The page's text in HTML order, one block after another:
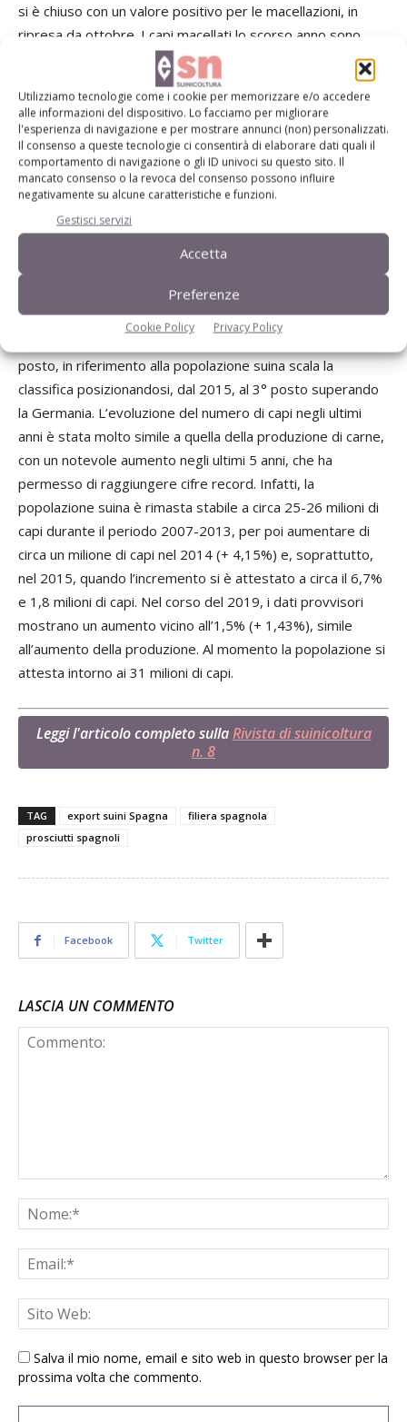
Utilizziamo tecnologie come i cookie per memorizzare e/o accedere
alle informazioni del dispositivo. Lo facciamo per migliorare
l'esperienza di navigazione e per mostrare annunci (non) personalizzati.
Il consenso a queste tecnologie ci consentirà di elaborare dati quali il
comportamento di navigazione o gli ID univoci su questo sito. Il
mancato consenso o la revoca del consenso possono influire
negativamente su alcune caratteristiche e funzioni.
Gestisci servizi
Accetta
Preferenze
Cookie Policy Privacy Policy
si è chiuso con un valore positivo per le macellazioni, in
ripresa da ottobre. I capi macellati lo scorso anno sono
stati 11,5 milioni, +2,1% rispetto all’anno precedente.
All’interno dell’Unione europea, la Spagna rimane al
secondo posto, con il 19,5% della produzione comunitaria,
e avvicinandosi gradualmente alla Germania, che rimane al
primo posto con il 22% della produzione dell’Unione.
Tale risultato è stato conseguito con un continuo aumento
della produzione nettamente al di sopra della media
dell’Unione europea portando la Spagna negli ultimi 5 anni a
superare il 17% del totale dell’Ue. Infatti, se per gli ultimi
cinque anni la produzione di carne suina nell’Ue è cresciuta
del 2,6%, la produzione in Spagna è cresciuta del 20%.
posto, in riferimento alla popolazione suina scala la
classifica posizionandosi, dal 2015, al 3° posto superando
la Germania. L’evoluzione del numero di capi negli ultimi
anni è stata molto simile a quella della produzione di carne,
con un notevole aumento negli ultimi 5 anni, che ha
permesso di raggiungere cifre record. Infatti, la
popolazione suina è rimasta stabile a circa 25-26 milioni di
capi durante il periodo 2007-2013, per poi aumentare di
circa un milione di capi nel 2014 (+ 4,15%) e, soprattutto,
nel 2015, quando l’incremento si è attestato a circa il 6,7%
e 1,8 milioni di capi. Nel corso del 2019, i dati provvisori
mostrano un aumento vicino all’1,5% (+ 1,43%), simile
all’aumento della produzione. Al momento la popolazione si
attesta intorno ai 31 milioni di capi.
Leggi l'articolo completo sullaRivista di suinicoltura
n. 8
TAG export suini Spagna
filiera spagnola
prosciutti spagnoli
Facebook Twitter
LASCIA UN COMMENTO
Salva il mio nome, email e sito web in questo browser per la
prossima volta che commento.